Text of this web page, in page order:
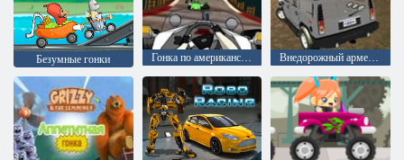
Безумные гонки Гонка по американским горкам 2 Внедорожный армейский джип